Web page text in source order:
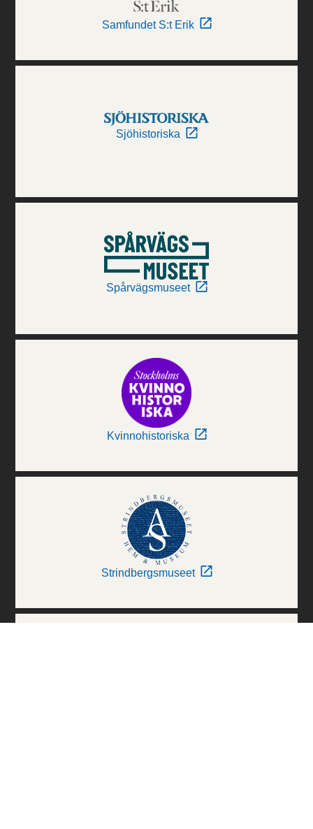
Samfundet S:t Erik
Sjöhistoriska
Spårvägsmuseet
Kvinnohistoriska
Strindbergsmuseet